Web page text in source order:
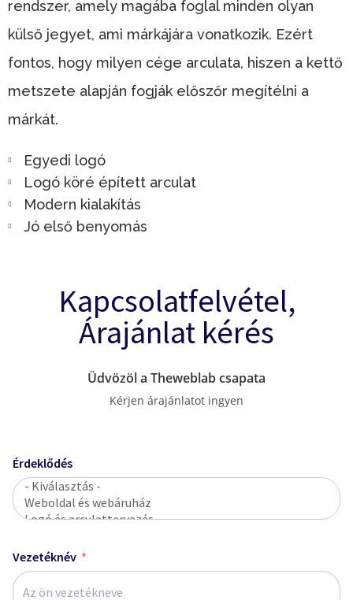
rendszer, amely magába foglal minden olyan
külső jegyet, ami márkájára vonatkozik. Ezért
fontos, hogy milyen cége arculata, hiszen a kettő
metszete alapján fogják előszőr megítélni a
márkát.
Egyedi logó
Logó köré épített arculat
Modern kialakítás
Jó első benyomás
Kapcsolatfelvétel,
Árajánlat kérés
Üdvözöl a Theweblab csapata
Kérjen árajánlatot ingyen
Érdeklődés
Vezetéknév